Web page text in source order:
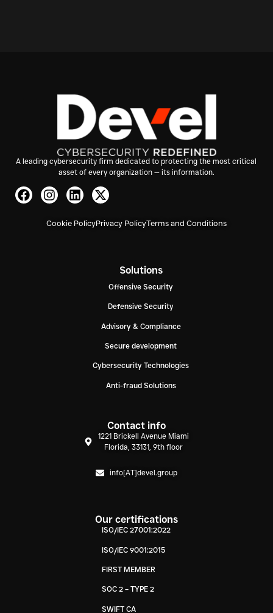
A leading cybersecurity firm dedicated to protecting the most critical
asset of every organization — its information.
Cookie PolicyPrivacy PolicyTerms and Conditions
Solutions
Offensive Security
Defensive Security
Advisory & Compliance
Secure development
Cybersecurity Technologies
Anti-fraud Solutions
Contact info
1221 Brickell Avenue Miami
Florida, 33131, 9th floor
info[AT]devel.group
Our certifications
ISO/IEC 27001:2022
ISO/IEC 9001:2015
FIRST MEMBER
SOC 2 – TYPE 2
SWIFT CA